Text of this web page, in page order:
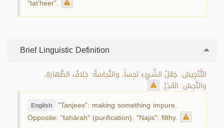
"tat'heer".
Brief Linguistic Definition
التَّنْجِيسُ: جَعْلُ الشَّيْءِ نَجِساً، والنَّجاسَةُ: خِلافُ الطَّهارَةِ،
والنَّجِسُ: القَذِرُ.
English "Tanjees": making something impure.
Opposite: "tahārah" (purification). "Najis": filthy.